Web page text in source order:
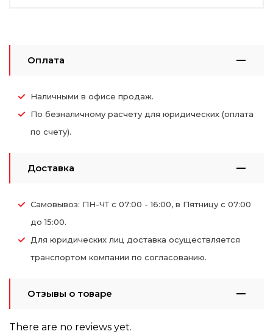
Оплата
Наличными в офисе продаж.
По безналичному расчету для юридических (оплата
по счету).
Доставка
Самовывоз: ПН-ЧТ с 07:00 - 16:00, в Пятницу с 07:00
до 15:00.
Для юридических лиц доставка осуществляется
транспортом компании по согласованию.
Отзывы о товаре
There are no reviews yet.